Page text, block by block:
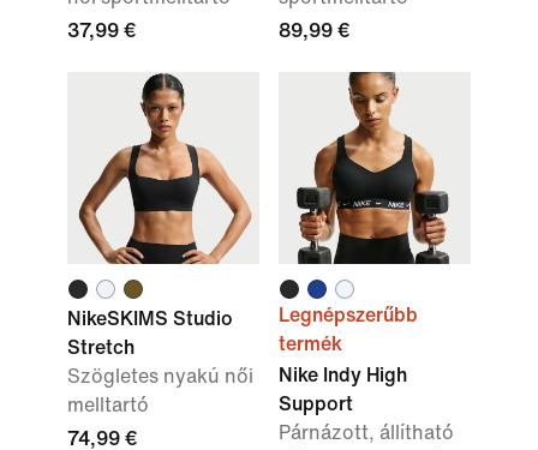
37,99 €
89,99 €
NikeSKIMS Studio
Stretch
Szögletes nyakú női
melltartó
74,99 €
Legnépszerűbb
termék
Nike Indy High
Support
Párnázott, állítható